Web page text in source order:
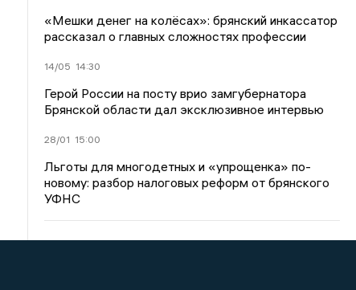
«Мешки денег на колёсах»: брянский инкассатор
рассказал о главных сложностях профессии
14/05 14:30
Герой России на посту врио замгубернатора
Брянской области дал эксклюзивное интервью
28/01 15:00
Льготы для многодетных и «упрощенка» по-
новому: разбор налоговых реформ от брянского
УФНС